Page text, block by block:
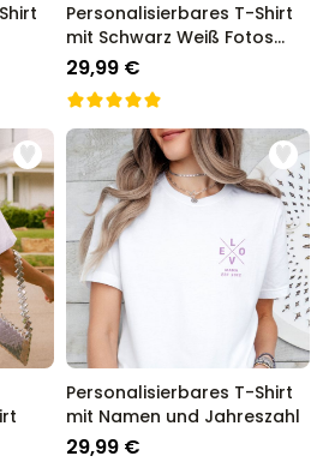
Personalisierbares T-Shirt
mit Schwarz Weiß Fotos
und Text
29,99 €
Personalisierbares T-Shirt
mit Namen und Jahreszahl
29,99 €